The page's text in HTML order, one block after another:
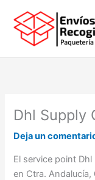
contenido
Dhl Supply
Deja un
El service point
en Ctra.